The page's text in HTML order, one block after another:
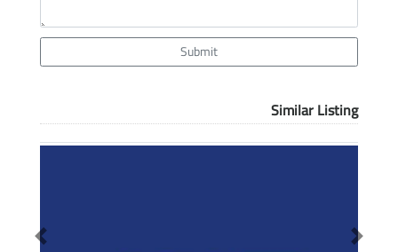
Submit
Similar Listing
Previous Next